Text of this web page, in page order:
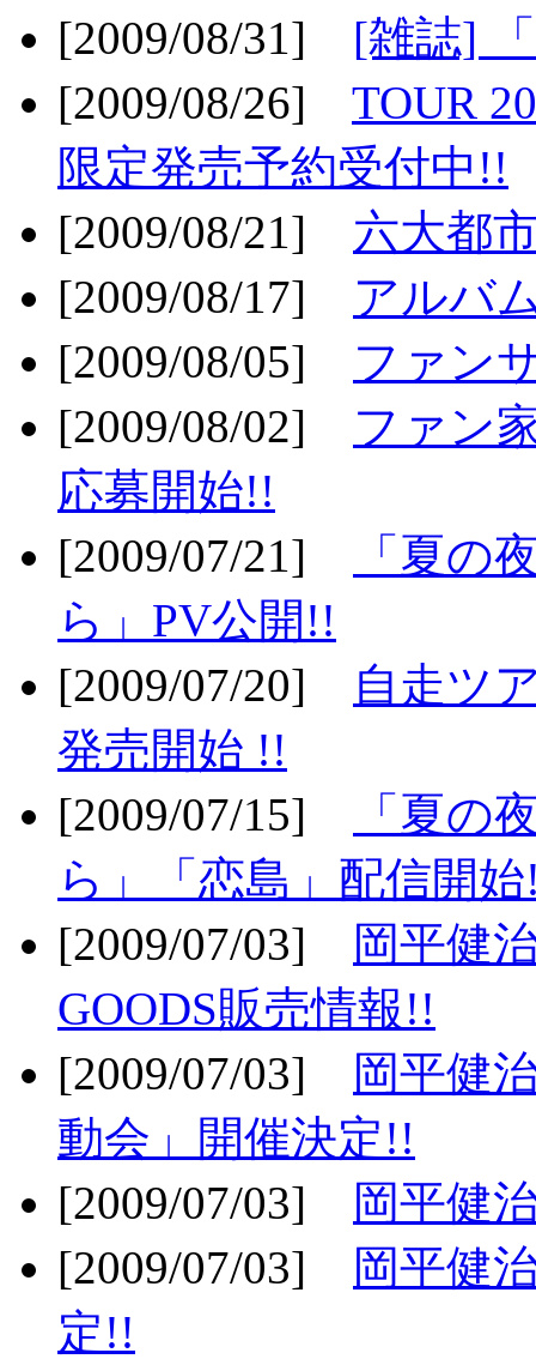
[2009/08/31] [雑誌]
[2009/08/26] TOUR
限定発売予約受付中!!
[2009/08/21] 六大都
[2009/08/17] アルバ
[2009/08/05] ファン
[2009/08/02] ファン
応募開始!!
[2009/07/21]
「夏の
ら」PV公開!!
[2009/07/20]
自走ツ
発売開始 !!
[2009/07/15]
「夏の
ら」「恋島」配信開
[2009/07/03]
岡平健
GOODS販売情報!!
[2009/07/03]
岡平健
動会」開催決定!!
[2009/07/03]
岡平健
[2009/07/03]
岡平健
定!!